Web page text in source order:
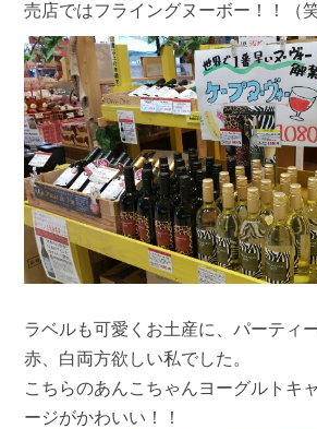
売店ではフライングヌーボー！！（笑
ラベルも可愛くお土産に、パーティ
赤、白両方欲しい私でした。
こちらのあんこちゃんヨーグルトキ
ージがかわいい！！